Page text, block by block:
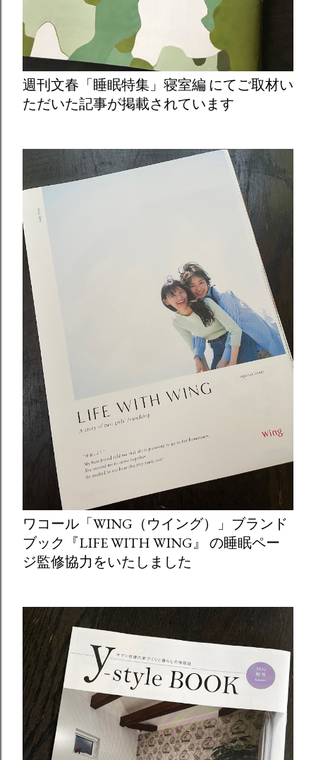
週刊文春「睡眠特集」寝室編 にてご取材い
ただいた記事が掲載されています
ワコール「WING（ウイング）」ブランド
ブック『LIFE WITH WING』 の睡眠ペー
ジ監修協力をいたしました